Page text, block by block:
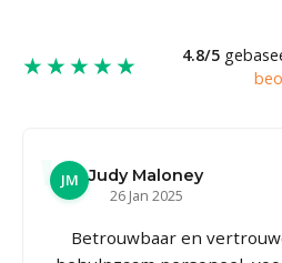
★★★★★ 4.8/5
JM Judy Maloney
26 Jan 2025
Betrouwbaar en